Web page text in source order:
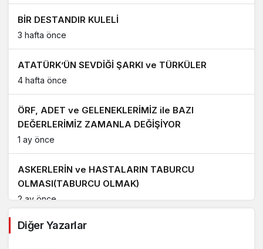
BİR DESTANDIR KULELİ
3 hafta önce
ATATÜRK’ÜN SEVDİĞİ ŞARKI ve TÜRKÜLER
4 hafta önce
ÖRF, ADET ve GELENEKLERİMİZ ile BAZI
DEĞERLERİMİZ ZAMANLA DEĞİŞİYOR
1 ay önce
ASKERLERİN ve HASTALARIN TABURCU
OLMASI(TABURCU OLMAK)
2 ay önce
DENİZCİLERİMİZ ve DENİZCİLERİN TABURA
Diğer Yazarlar